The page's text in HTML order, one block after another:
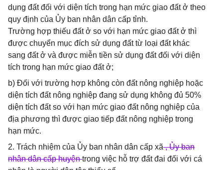
dụng đất đối với diện tích trong hạn mức giao đất ở theo
quy định của Ủy ban nhân dân cấp tỉnh.
Trường hợp thiếu đất ở so với hạn mức giao đất ở thì
được chuyển mục đích sử dụng đất từ loại đất khác
sang đất ở và được miễn tiền sử dụng đất đối với diện
tích trong hạn mức giao đất ở;
b) Đối với trường hợp không còn đất nông nghiệp hoặc
diện tích đất nông nghiệp đang sử dụng không đủ 50%
diện tích đất so với hạn mức giao đất nông nghiệp của
địa phương thì được giao tiếp đất nông nghiệp trong
hạn mức.
2. Trách nhiệm của Ủy ban nhân dân cấp xã, Ủy ban
nhân dân cấp huyệntrong việc hỗ trợ đất đai đối với cá